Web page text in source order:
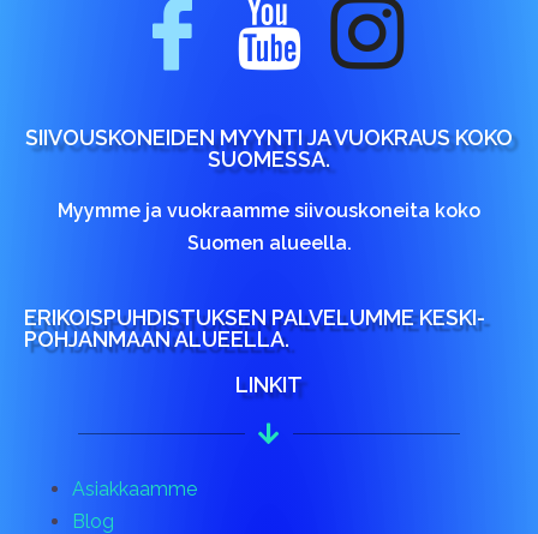
SIIVOUSKONEIDEN MYYNTI JA VUOKRAUS KOKO
SUOMESSA.
Myymme ja vuokraamme siivouskoneita koko
Suomen alueella.
ERIKOISPUHDISTUKSEN PALVELUMME KESKI-
POHJANMAAN ALUEELLA.
LINKIT
Asiakkaamme
Blog